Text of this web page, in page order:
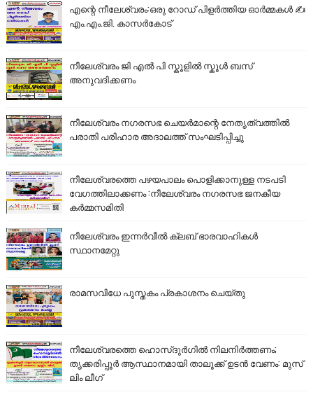
എന്റെ നീലേശ്വരം:ഒരു റോഡ് പിളർത്തിയ ഓർമ്മകൾ ✍️
എം.എം.ജി. കാസർകോട്
നീലേശ്വരം ജി എൽ പി സ്കൂളിൽ സ്കൂൾ ബസ്
അനുവദിക്കണം
നീലേശ്വരം നഗരസഭ ചെയർമാന്റെ നേതൃത്വത്തിൽ
പരാതി പരിഹാര അദാലത്ത് സംഘടിപ്പിച്ചു
നീലേശ്വരത്തെ പഴയപാലം പൊളിക്കാനുള്ള നടപടി
വേഗത്തിലാക്കണം :നീലേശ്വരം നഗരസഭ ജനകീയ
കർമ്മസമിതി
നീലേശ്വരം ഇന്നർവീൽ ക്ലബ് ഭാരവാഹികൾ
സ്ഥാനമേറ്റു
രാമസവിധേ പുസ്തകം പ്രകാശനം ചെയ്തു
നീലേശ്വരത്തെ ഹൊസ്ദുർഗിൽ നിലനിർത്തണം;
തൃക്കരിപ്പൂർ ആസ്ഥാനമായി താലൂക്ക് ഉടൻ വേണം: മുസ്
ലിം ലീഗ്